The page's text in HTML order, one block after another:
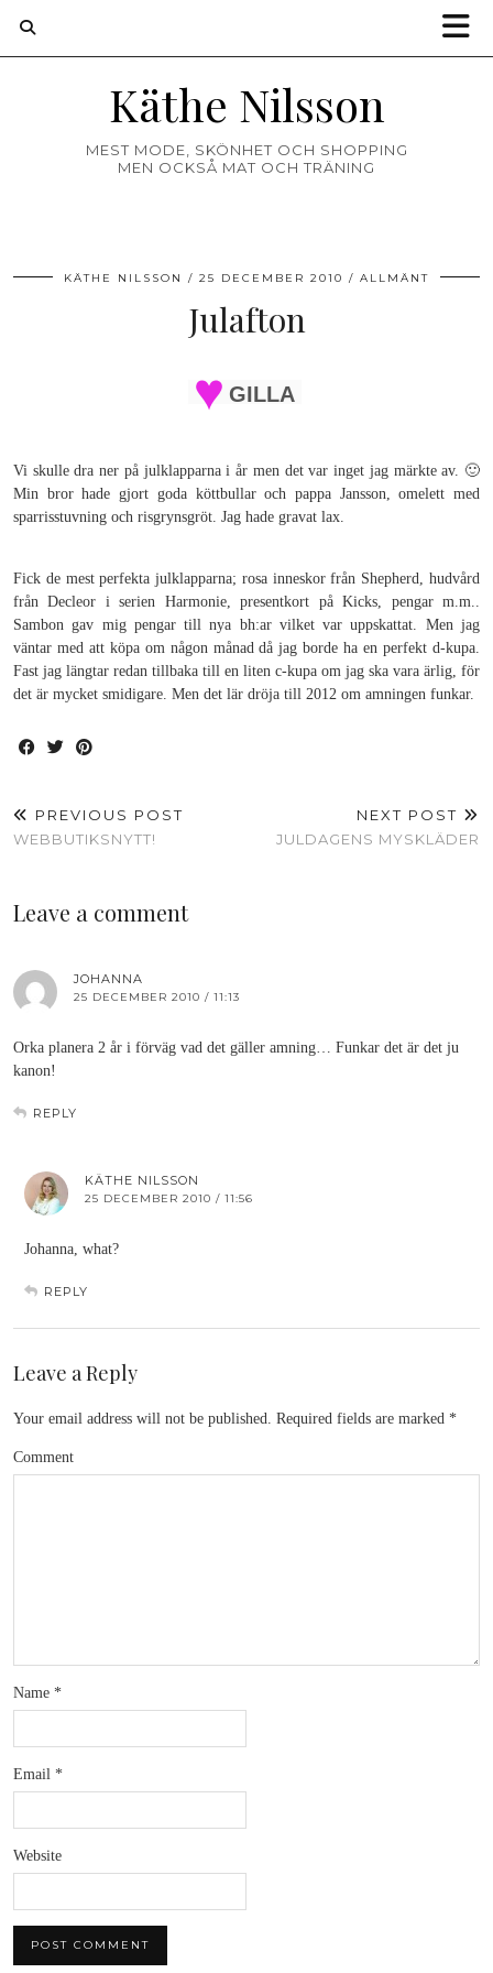
Käthe Nilsson
MEST MODE, SKÖNHET OCH SHOPPING
MEN OCKSÅ MAT OCH TRÄNING
KÄTHE NILSSON 25 DECEMBER 2010 ALLMÄNT
Julafton
GILLA
Vi skulle dra ner på julklapparna i år men det var inget jag märkte av. 🙂
Min bror hade gjort goda köttbullar och pappa Jansson, omelett med
sparrisstuvning och risgrynsgröt. Jag hade gravat lax.
Fick de mest perfekta julklapparna; rosa inneskor från Shepherd, hudvård
från Decleor i serien Harmonie, presentkort på Kicks, pengar m.m..
Sambon gav mig pengar till nya bh:ar vilket var uppskattat. Men jag
väntar med att köpa om någon månad då jag borde ha en perfekt d-kupa.
Fast jag längtar redan tillbaka till en liten c-kupa om jag ska vara ärlig, för
det är mycket smidigare. Men det lär dröja till 2012 om amningen funkar.
PREVIOUS POST
WEBBUTIKSNYTT!
NEXT POST
JULDAGENS MYSKLÄDER
Leave a comment
JOHANNA
25 DECEMBER 2010 / 11:13
Orka planera 2 år i förväg vad det gäller amning… Funkar det är det ju
kanon!
REPLY
KÄTHE NILSSON
25 DECEMBER 2010 / 11:56
Johanna, what?
REPLY
Leave a Reply
Your email address will not be published. Required fields are marked *
Comment
Name *
Email *
Website